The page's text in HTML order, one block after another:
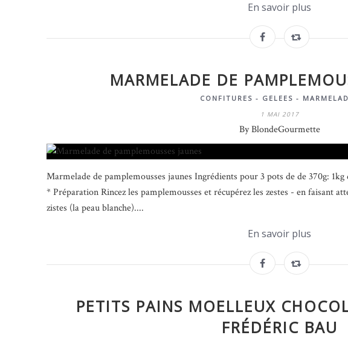
En savoir plus
MARMELADE DE
CONFITURES - GELEES -
1 MAI 2017
By BlondeGourmette
Marmelade de pamplemousses jaunes Ingrédients pour 3 pots de de 370g:
* Préparation Rincez les pamplemousses et récupérez les zestes - en faisant
zistes (la peau blanche)....
En savoir plus
PETITS PAINS MOELLEUX
FRÉDÉRIC BAU